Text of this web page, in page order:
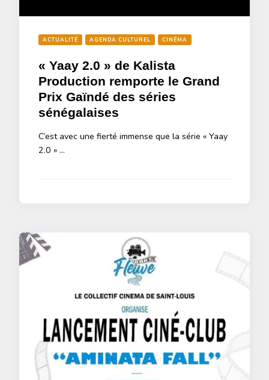
ACTUALITÉ AGENDA CULTUREL CINÉMA
« Yaay 2.0 » de Kalista
Production remporte le Grand
Prix Gaïndé des séries
sénégalaises
C’est avec une fierté immense que la série « Yaay
2.0 » …